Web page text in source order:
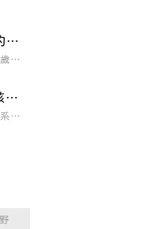
數
那
年
是
就
，
教
子
而
畢
為
老
場
看